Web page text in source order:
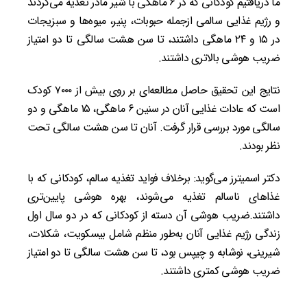
و رژیم غذایی سالمی ازجمله حبوبات، پنیر، میوه‌ها و سبزیجات
در ۱۵ و ۲۴ ماهگی داشتند، تا سن هشت سالگی تا دو امتیاز
ضریب هوشی بالاتری داشتند.
نتایج این تحقیق حاصل مطالعه‌ای بر روی بیش از ۷۰۰۰ کودک
است که عادات غذایی آنان در سنین ۶ ماهگی، ۱۵ ماهگی و دو
سالگی مورد بررسی قرار گرفت. آنان تا سن هشت سالگی تحت
نظر بودند.
دکتر اسمیترز می‌گوید: برخلاف فواید تغذیه سالم، کودکانی که با
غذا‌های ناسالم تغذیه می‌شوند، بهره هوشی پایین‌تری
داشتند.ضریب هوشی آن دسته از کودکانی که در دو سال اول
زندگی رژیم غذایی آنان به‌طور منظم شامل بیسکویت، شکلات،
شیرینی، نوشابه و چیپس بود، تا سن هشت سالگی تا دو امتیاز
ضریب هوشی کمتری داشتند.